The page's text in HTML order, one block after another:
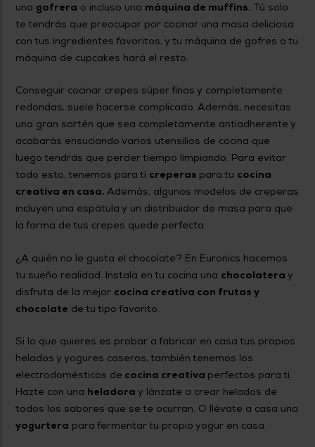
una gofrera o incluso una máquina de muffins. Tú solo
te tendrás que preocupar por cocinar una masa deliciosa
con tus ingredientes favoritos, y tu máquina de gofres o tu
máquina de cupcakes hará el resto.
Conseguir cocinar crepes súper finas y completamente
redondas, suele hacerse complicado. Además, necesitas
una gran sartén que sea completamente antiadherente y
acabarás ensuciando varios utensilios de cocina que
luego tendrás que perder tiempo limpiando. Para evitar
todo esto, tenemos para tí creperas para tu cocina
creativa en casa.Además, algunos modelos de creperas
incluyen una espátula y un distribuidor de masa para que
la forma de tus crepes quede perfecta.
¿A quién no le gusta el chocolate? En Euronics hacemos
tu sueño realidad. Instala en tu cocina una chocolatera y
disfruta de la mejor cocina creativa con frutas y
chocolate de tu tipo favorito.
Si lo que quieres es probar a fabricar en casa tus propios
helados y yogures caseros, también tenemos los
electrodomésticos de cocina creativa perfectos para ti.
Hazte con una heladora y lánzate a crear helados de
todos los sabores que se te ocurran. O llévate a casa una
yogurtera para fermentar tu propio yogur en casa.